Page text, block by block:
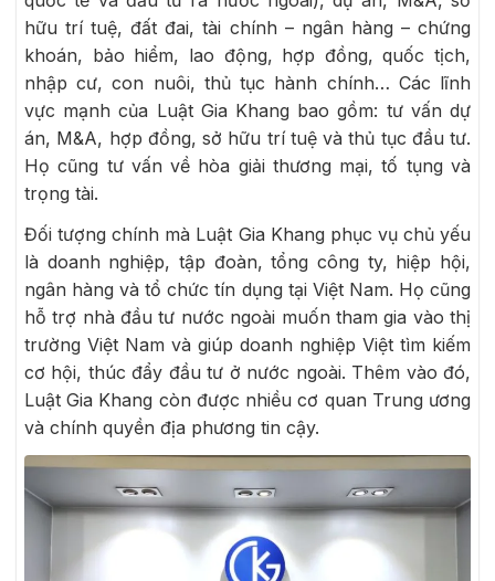
hữu trí tuệ, đất đai, tài chính – ngân hàng – chứng
khoán, bảo hiểm, lao động, hợp đồng, quốc tịch,
nhập cư, con nuôi, thủ tục hành chính… Các lĩnh
vực mạnh của Luật Gia Khang bao gồm: tư vấn dự
án, M&A, hợp đồng, sở hữu trí tuệ và thủ tục đầu tư.
Họ cũng tư vấn về hòa giải thương mại, tố tụng và
trọng tài.
Đối tượng chính mà Luật Gia Khang phục vụ chủ yếu
là doanh nghiệp, tập đoàn, tổng công ty, hiệp hội,
ngân hàng và tổ chức tín dụng tại Việt Nam. Họ cũng
hỗ trợ nhà đầu tư nước ngoài muốn tham gia vào thị
trường Việt Nam và giúp doanh nghiệp Việt tìm kiếm
cơ hội, thúc đẩy đầu tư ở nước ngoài. Thêm vào đó,
Luật Gia Khang còn được nhiều cơ quan Trung ương
và chính quyền địa phương tin cậy.